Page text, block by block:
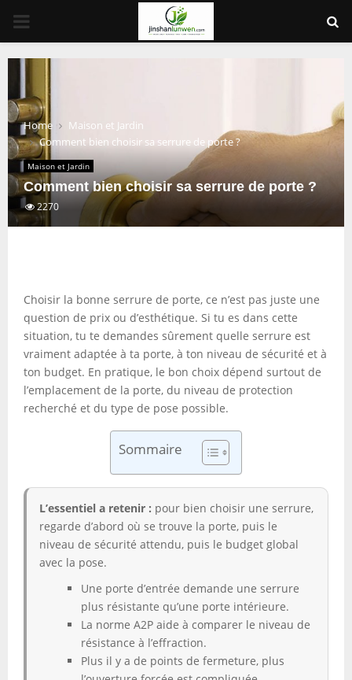
PRIMARY
MENU
Home
Maison et Jardin
Comment bien choisir sa serrure de porte ?
Maison et Jardin
Comment bien choisir sa serrure de porte ?
2270
Choisir la bonne serrure de porte, ce n’est pas juste une
question de prix ou d’esthétique. Si tu es dans cette
situation, tu te demandes sûrement quelle serrure est
vraiment adaptée à ta porte, à ton niveau de sécurité et à
ton budget. En pratique, le bon choix dépend surtout de
l’emplacement de la porte, du niveau de protection
recherché et du type de pose possible.
Sommaire
L’essentiel a retenir : pour bien choisir une serrure,
regarde d’abord où se trouve la porte, puis le
niveau de sécurité attendu, puis le budget global
avec la pose.
Une porte d’entrée demande une serrure
plus résistante qu’une porte intérieure.
La norme A2P aide à comparer le niveau de
résistance à l’effraction.
Plus il y a de points de fermeture, plus